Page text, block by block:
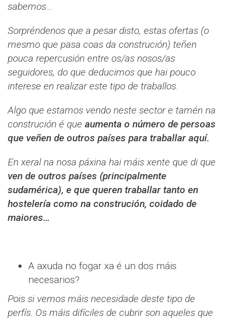
sabemos…
Sorpréndenos que a pesar disto, estas ofertas (o
mesmo que pasa coas da construción) teñen
pouca repercusión entre os/as nosos/as
seguidores, do que deducimos que hai pouco
interese en realizar este tipo de traballos.
Algo que estamos vendo neste sector e tamén na
construción é que aumenta o número de persoas
que veñen de outros países para traballar aquí.
En xeral na nosa páxina hai máis xente que di que
ven de outros países (principalmente
sudamérica), e que queren traballar tanto en
hostelería como na construción, coidado de
maiores…
A axuda no fogar xa é un dos máis
necesarios?
Pois si vemos máis necesidade deste tipo de
perfís. Os máis difíciles de cubrir son aqueles que